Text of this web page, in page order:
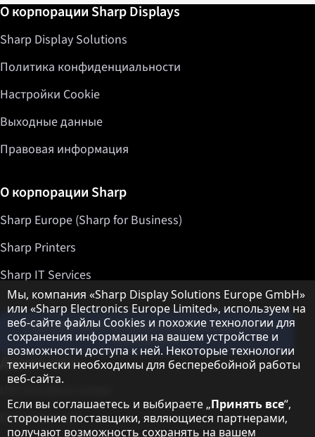
Дополнительная информация / Справка
О корпорации Sharp Displays
Sharp Display Solutions
Политика конфиденциальности
Настройки Cookie
Выходные данные
Правовая информация
О корпорации Sharp
Sharp Europe (Sharp for Business)
Sharp Printers
Sharp IT Services
Подпишитесь на наши информационные
бюллетени
Другие темы
Direct View LED
Примечание о защите данных
Мы, компания «Sharp Display Solutions Europe GmbH»
или «Sharp Electronics Europe Limited», используем на
веб-сайте файлы Cookies и похожие технологии для
сохранения информации на вашем устройстве и
возможности доступа к ней. Некоторые технологии
технически необходимы для бесперебойной работы
веб-сайта.
Если вы соглашаетесь и выбираете „Принять все“,
сторонние поставщики, являющиеся партнерами,
получают возможность сохранять на вашем